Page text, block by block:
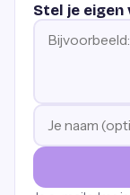
Stel je eigen